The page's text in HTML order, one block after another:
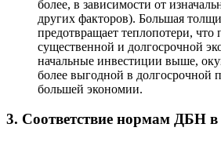
более, в зависимости от
других факторов). Большая
предотвращает теплопотери, что
существенной и долгосрочной
начальные инвестиции выше,
более выгодной в долгосрочной
большей экономии.
3. Соответствие нормам ДБН